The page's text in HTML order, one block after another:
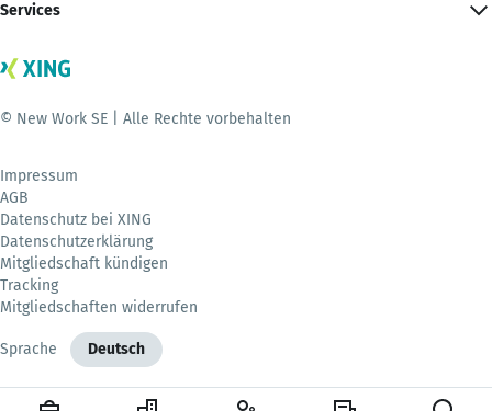
Services
© New Work SE | Alle Rechte vorbehalten
Impressum
AGB
Datenschutz bei XING
Datenschutzerklärung
Mitgliedschaft kündigen
Tracking
Mitgliedschaften widerrufen
Sprache Deutsch